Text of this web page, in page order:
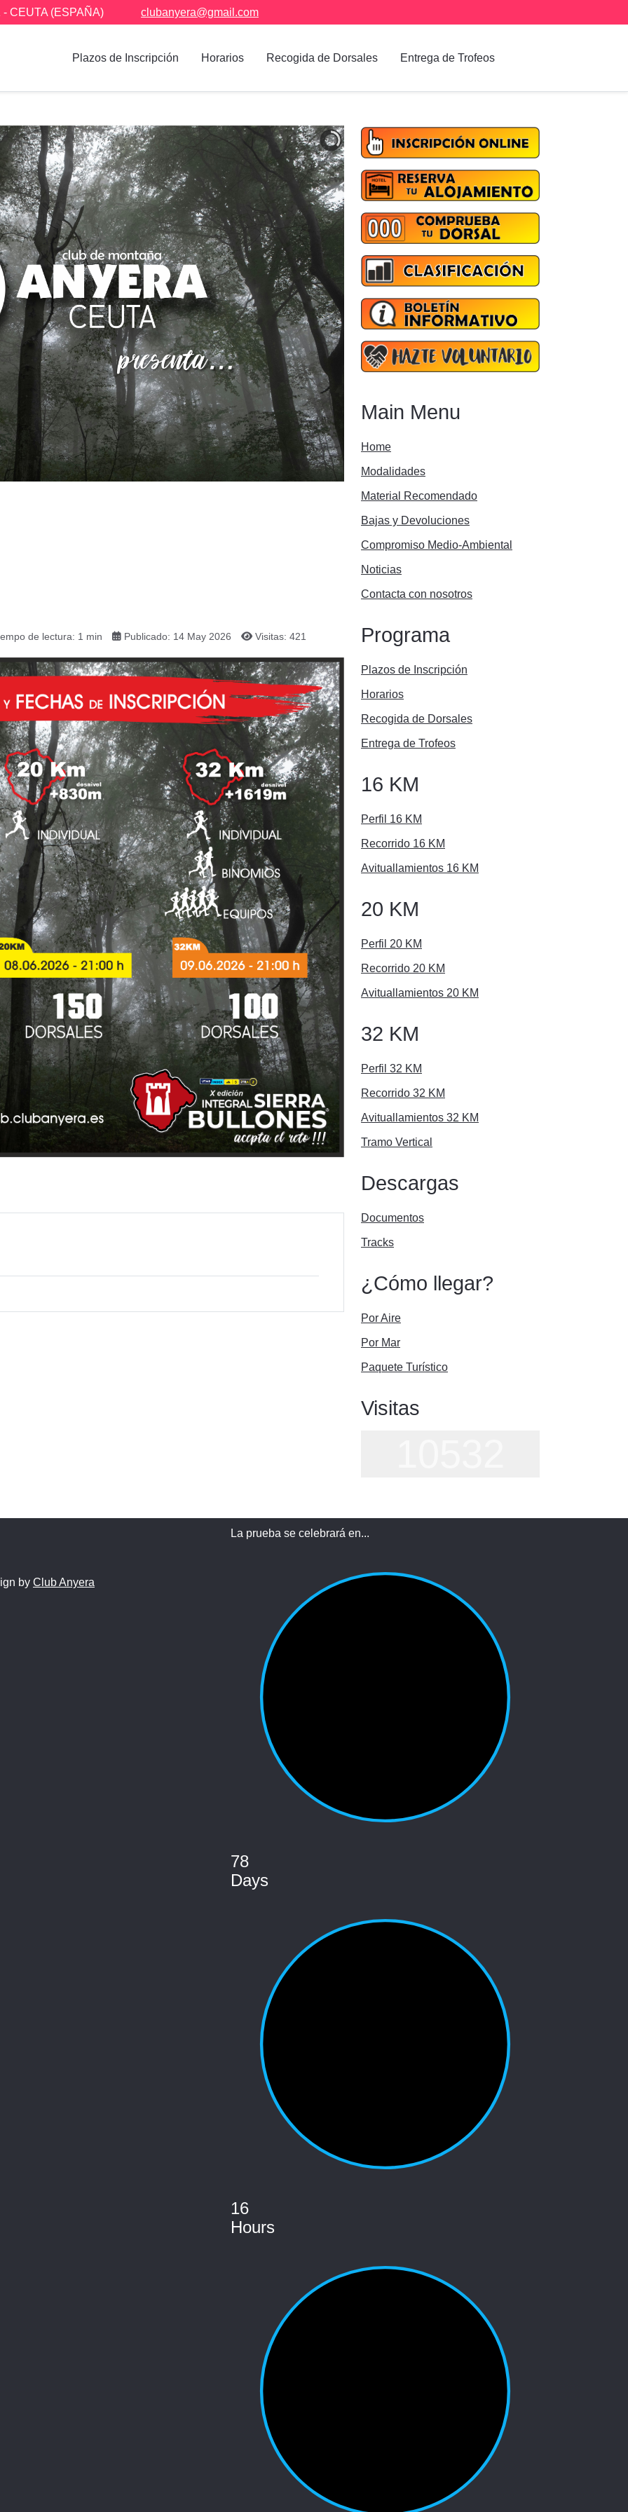
CEUTA (ESPAÑA) clubanyera@gmail.com
Plazos de Inscripción Horarios Recogida de Dorsales Entrega de Trofeos
de lectura: 1 min Publicado: 14 May 2026 Visitas: 421
Main Menu
Home
Modalidades
Material Recomendado
Bajas y Devoluciones
Compromiso Medio-Ambiental
Noticias
Contacta con nosotros
Programa
Plazos de Inscripción
Horarios
Recogida de Dorsales
Entrega de Trofeos
16 KM
Perfil 16 KM
Recorrido 16 KM
Avituallamientos 16 KM
20 KM
Perfil 20 KM
Recorrido 20 KM
Avituallamientos 20 KM
32 KM
Perfil 32 KM
Recorrido 32 KM
Avituallamientos 32 KM
Tramo Vertical
Descargas
Documentos
Tracks
¿Cómo llegar?
Por Aire
Por Mar
Paquete Turístico
Visitas
by Club Anyera
La prueba se celebrará en...
78
Days
16
Hours